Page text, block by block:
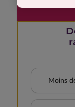
Moins